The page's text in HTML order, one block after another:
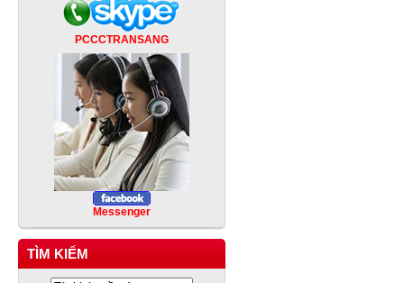
PCCCTRANSANG
Messenger
TÌM KIẾM